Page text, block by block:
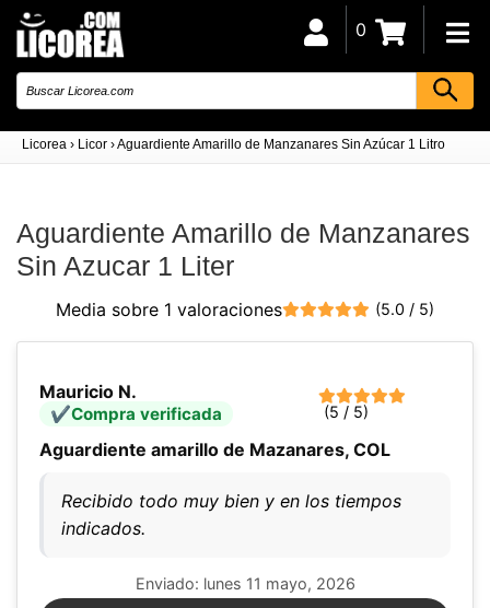
Licorea › Licor ›Aguardiente Amarillo de Manzanares Sin Azúcar 1 Litro
0
Aguardiente Amarillo de Manzanares
Sin Azucar 1 Liter
Media sobre 1 valoraciones (5.0 / 5)
Mauricio N.
Compra verificada (5 / 5)
Aguardiente amarillo de Mazanares, COL
Recibido todo muy bien y en los tiempos
indicados.
Enviado: lunes 11 mayo, 2026